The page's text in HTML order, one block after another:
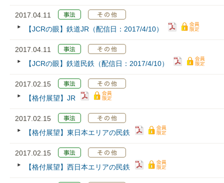
2017.04.11
【JCRの眼】鉄道JR（配信日：2017/4/10）
2017.04.11
【JCRの眼】鉄道民鉄（配信日：2017/4/10）
2017.02.15
【格付展望】JR
2017.02.15
【格付展望】東日本エリアの民鉄
2017.02.15
【格付展望】西日本エリアの民鉄